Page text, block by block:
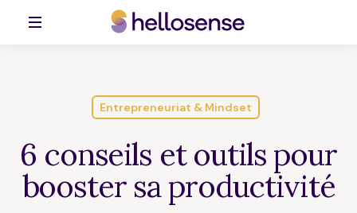
Entrepreneuriat & Mindset
6 conseils et outils pour
booster sa productivité